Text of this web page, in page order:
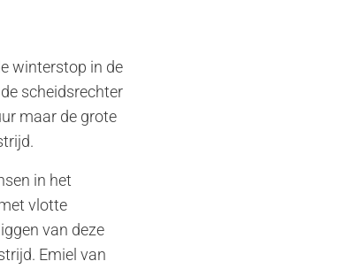
winterstop in de
scheidsrechter
maar de grote
in het
vlotte
van deze
Emiel van